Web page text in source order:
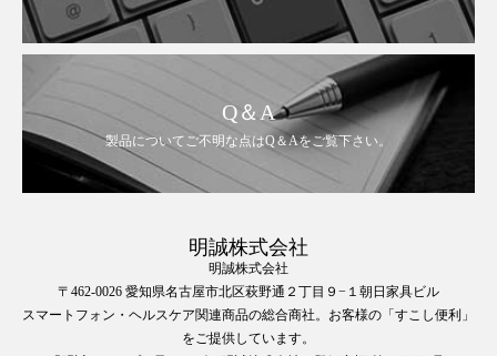
Q＆A
製品についてご不明な点はQ＆Aをご覧下さい。
明誠株式会社
明誠株式会社
〒462-0026 愛知県名古屋市北区萩野通２丁目９−１朝日家具ビル
スマートフォン・ヘルスケア関連商品の総合商社。お客様の「すこし便利」
をご提供しています。